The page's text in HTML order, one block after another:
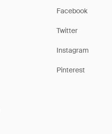
Facebook
Twitter
Instagram
Pinterest